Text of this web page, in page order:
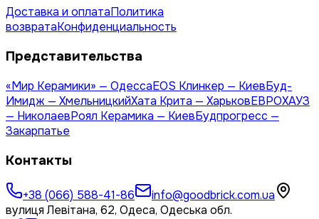
Доставка и оплатаПолитика
возвратаКонфиденциальность
Представительства
«Мир Керамики» — ОдессаEOS Клинкер — КиевБуд-
Имидж — ХмельницкийХата Крита — ХарьковЕВРОХАУЗ
— НиколаевРоял Керамика — КиевБудпрогресс —
Закарпатье
Контакты
+38 (066) 588-41-86
info@goodbrick.com.ua
вулиця Левітана, 62, Одеса, Одеська обл.